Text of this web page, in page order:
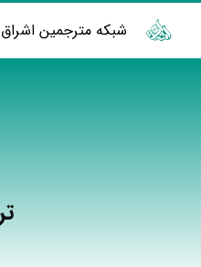
شبکه مترجمین اشراق